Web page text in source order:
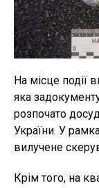
На місце події
яка
розпочато
України. У
вилучене
Крім того, на